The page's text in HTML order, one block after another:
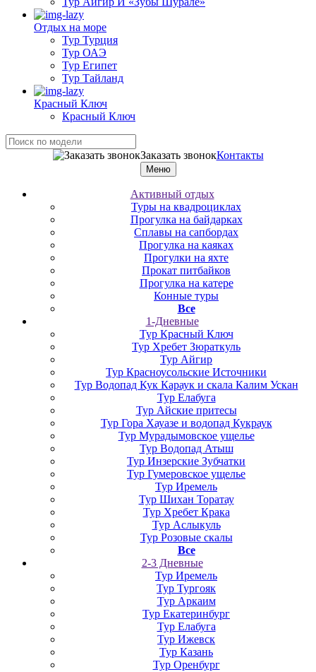
Отдых на море
Тур Турция
Тур ОАЭ
Тур Египет
Тур Тайланд
Красный Ключ
Красный Ключ
Заказать звонокКонтакты
Меню
Активный отдых
Туры на квадроциклах
Прогулка на байдарках
Сплавы на сапбордах
Прогулка на каяках
Прогулки на яхте
Прокат питбайков
Прогулка на катере
Конные туры
Все
1-Дневные
Тур Красный Ключ
Тур Хребет Зюраткуль
Тур Айгир
Тур Красноусольские Источники
Тур Водопад Кук Караук и скала Калим Ускан
Тур Елабуга
Тур Айские притесы
Тур Гора Хауазе и водопад Кукраук
Тур Мурадымовское ущелье
Тур Водопад Атыш
Тур Инзерские Зубчатки
Тур Гумеровское ущелье
Тур Иремель
Тур Шихан Торатау
Тур Хребет Крака
Тур Аслыкуль
Тур Розовые скалы
Все
2-3 Дневные
Тур Иремель
Тур Тургояк
Тур Аркаим
Тур Екатеринбург
Тур Елабуга
Тур Ижевск
Тур Казань
Тур Оренбург